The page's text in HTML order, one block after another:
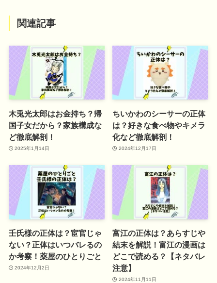
関連記事
木兎光太郎はお金持ち？帰
国子女だから？家族構成な
ど徹底解剖！
2025年1月14日
ちいかわのシーサーの正体
は？好きな食べ物やキメラ
化など徹底解剖！
2024年12月17日
壬氏様の正体は？宦官じゃ
ない？正体はいつバレるの
か考察！薬屋のひとりごと
2024年12月2日
富江の正体は？あらすじや
結末を解説！富江の漫画は
どこで読める？【ネタバレ
注意】
2024年11月11日